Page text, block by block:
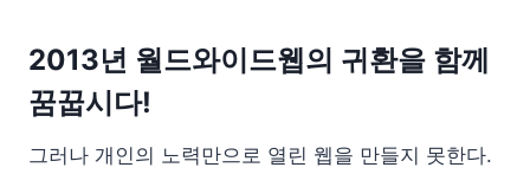
2013년 월드와이드웹의 귀환을 함께
꿈꿉시다!
그러나 개인의 노력만으로 열린 웹을 만들지 못한다.